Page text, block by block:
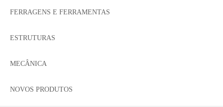
FERRAGENS E FERRAMENTAS
ESTRUTURAS
MECÂNICA
NOVOS PRODUTOS